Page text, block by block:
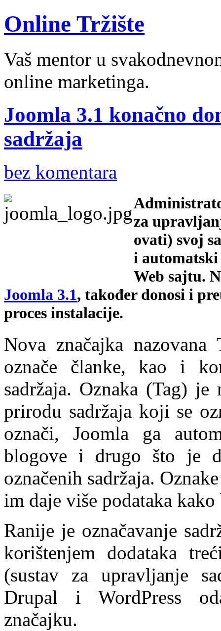
Online Tržište
Vaš mentor u
online marketinga.
Joomla 3.1 konačno
sadržaja
bez komentara
za
ovati) svoj
i
Web sajtu.
Joomla 3.1, također donosi i
proces instalacije.
Nova značajka
označe članke, kao i
sadržaja. Oznaka (Tag)
prirodu sadržaja koji se
označi, Joomla ga
blogove i drugo što je
označenih sadržaja.
im daje više podataka
Ranije je označavanje
korištenjem dodataka
(sustav za upravljanje
Drupal i WordPress
značajku.